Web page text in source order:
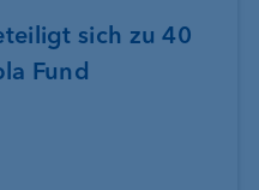
sich zu 40
Fund